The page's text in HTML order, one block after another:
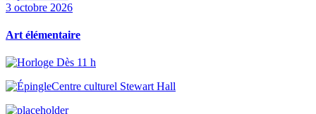
3 octobre 2026
Art élémentaire
Dès 11 h
Centre culturel Stewart Hall